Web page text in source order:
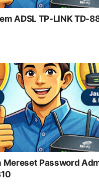
ADSL TP-LINK TD-
Mereset Password